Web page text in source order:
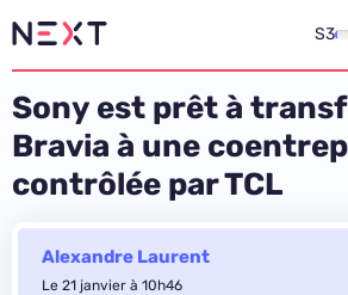
S3
Sony est prêt à
Bravia à une
contrôlée par TCL
Alexandre Laurent
Le 21 janvier à 10h46